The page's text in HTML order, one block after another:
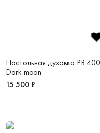
Настольная духовка PR 400
Dark moon
15 500 ₽